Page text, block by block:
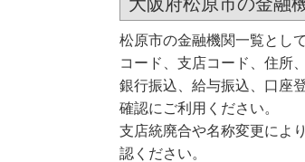
松原市の金融機関一覧とし
コード、支店コード、住所
銀行振込、給与振込、口座
確認にご利用ください。
支店統廃合や名称変更によ
認ください。